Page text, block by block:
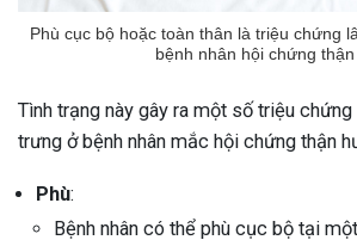
Phù cục bộ hoặc toàn thân là triệu chứng
bệnh nhân hội chứng
Tình trạng này gây ra một số triệu
trưng ở bệnh nhân mắc hội chứng thận
Phù:
Bệnh nhân có thể phù cục bộ tại